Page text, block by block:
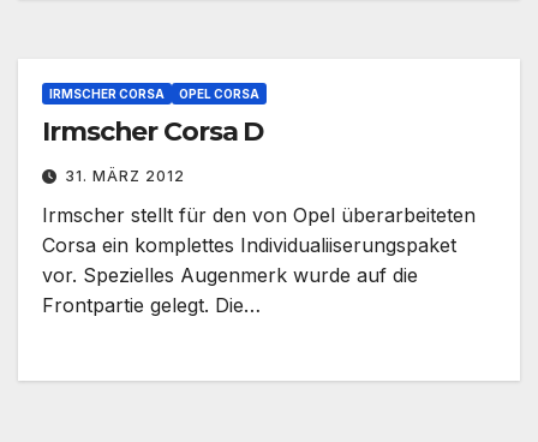
IRMSCHER CORSA OPEL CORSA
Irmscher Corsa D
31. MÄRZ 2012
Irmscher stellt für den von Opel überarbeiteten
Corsa ein komplettes Individualiiserungspaket
vor. Spezielles Augenmerk wurde auf die
Frontpartie gelegt. Die…